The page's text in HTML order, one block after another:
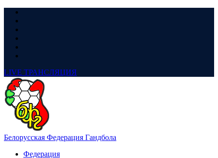
LIVE ТРАНСЛЯЦИЯ
Белорусская Федерация Гандбола
Федерация